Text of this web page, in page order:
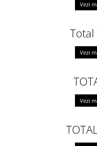
Vezi
Total
Vezi
Vezi